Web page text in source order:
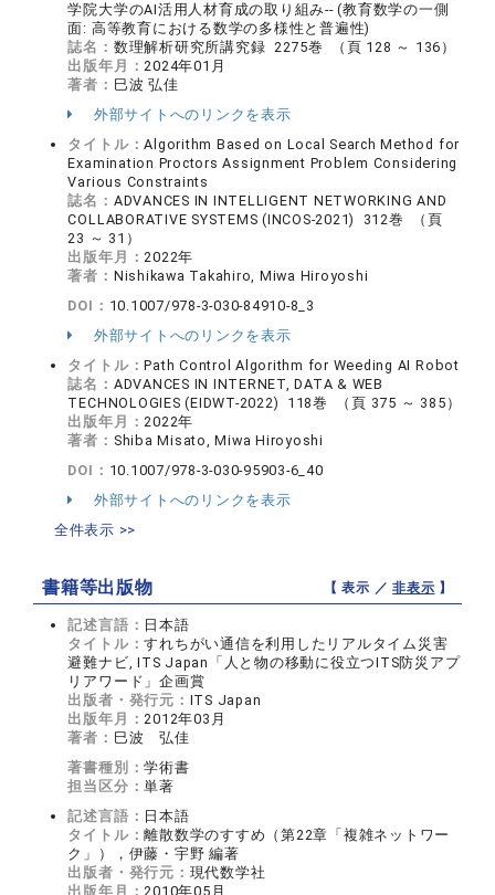
学院大学のAI活用人材育成の取り組み-- (教育数学の一側
面: 高等教育における数学の多様性と普遍性)
誌名： 数理解析研究所講究録 2275巻 （頁 128 ～ 136）
出版年月：2024年01月
著者： 巳波 弘佳
外部サイトへのリンクを表示
タイトル：Algorithm Based on Local Search Method for
Examination Proctors Assignment Problem Considering
Various Constraints
誌名： ADVANCES IN INTELLIGENT NETWORKING AND
COLLABORATIVE SYSTEMS (INCOS-2021) 312巻 （頁
23 ～ 31）
出版年月：2022年
著者： Nishikawa Takahiro, Miwa Hiroyoshi
DOI： 10.1007/978-3-030-84910-8_3
外部サイトへのリンクを表示
タイトル：Path Control Algorithm for Weeding AI Robot
誌名： ADVANCES IN INTERNET, DATA & WEB
TECHNOLOGIES (EIDWT-2022) 118巻 （頁 375 ～ 385）
出版年月：2022年
著者： Shiba Misato, Miwa Hiroyoshi
DOI： 10.1007/978-3-030-95903-6_40
外部サイトへのリンクを表示
全件表示 >>
書籍等出版物 【 表示 ／非表示 】
記述言語： 日本語
タイトル：すれちがい通信を利用したリアルタイム災害
避難ナビ, ITS Japan「人と物の移動に役立つITS防災アプ
リアワード」企画賞
出版者・発行元： ITS Japan
出版年月：2012年03月
著者： 巳波 弘佳
著書種別：学術書
担当区分：単著
記述言語： 日本語
タイトル：離散数学のすすめ（第22章「複雑ネットワー
ク」），伊藤・宇野 編著
出版者・発行元： 現代数学社
出版年月： 2010年05月